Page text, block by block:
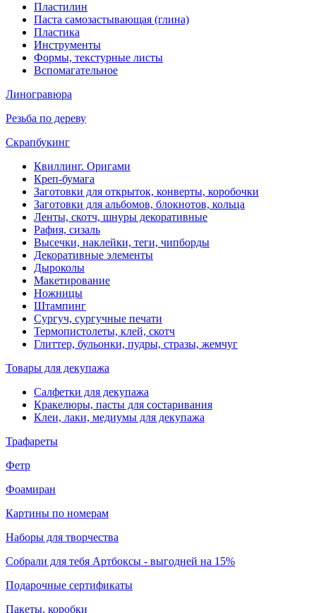
Пластилин
Паста самозастывающая (глина)
Пластика
Инструменты
Формы, текстурные листы
Вспомагательное
Линогравюра
Резьба по дереву
Скрапбукинг
Квиллинг. Оригами
Креп-бумага
Заготовки для открыток, конверты, коробочки
Заготовки для альбомов, блокнотов, кольца
Ленты, скотч, шнуры декоративные
Рафия, сизаль
Высечки, наклейки, теги, чипборды
Декоративные элементы
Дыроколы
Макетирование
Ножницы
Штампинг
Сургуч, сургучные печати
Термопистолеты, клей, скотч
Глиттер, бульонки, пудры, стразы, жемчуг
Товары для декупажа
Салфетки для декупажа
Кракелюры, пасты для состаривания
Клеи, лаки, медиумы для декупажа
Трафареты
Фетр
Фоамиран
Картины по номерам
Наборы для творчества
Собрали для тебя Артбоксы - выгодней на 15%
Подарочные сертификаты
Пакеты, коробки